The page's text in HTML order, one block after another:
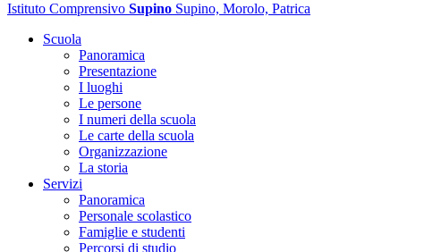
Istituto Comprensivo Supino Supino, Morolo, Patrica
Scuola
Panoramica
Presentazione
I luoghi
Le persone
I numeri della scuola
Le carte della scuola
Organizzazione
La storia
Servizi
Panoramica
Personale scolastico
Famiglie e studenti
Percorsi di studio